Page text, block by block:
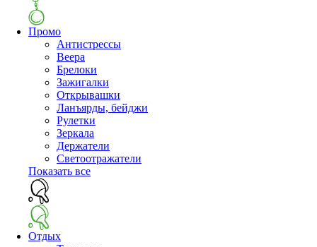
Промо
Антистрессы
Веера
Брелоки
Зажигалки
Открывашки
Ланъярды, бейджи
Рулетки
Зеркала
Держатели
Светоотражатели
Показать все
Отдых